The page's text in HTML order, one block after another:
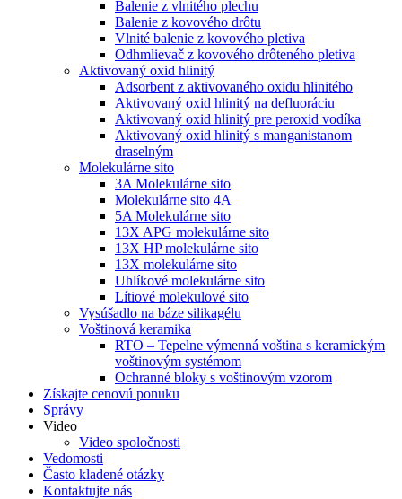
Balenie z vlnitého plechu
Balenie z kovového drôtu
Vlnité balenie z kovového pletiva
Odhmlievač z kovového drôteného pletiva
Aktivovaný oxid hlinitý
Adsorbent z aktivovaného oxidu hlinitého
Aktivovaný oxid hlinitý na defluoráciu
Aktivovaný oxid hlinitý pre peroxid vodíka
Aktivovaný oxid hlinitý s manganistanom
draselným
Molekulárne sito
3A Molekulárne sito
Molekulárne sito 4A
5A Molekulárne sito
13X APG molekulárne sito
13X HP molekulárne sito
13X molekulárne sito
Uhlíkové molekulárne sito
Lítiové molekulové sito
Vysúšadlo na báze silikagélu
Voštinová keramika
RTO – Tepelne výmenná voština s keramickým
voštinovým systémom
Ochranné bloky s voštinovým vzorom
Získajte cenovú ponuku
Správy
Video
Video spoločnosti
Vedomosti
Často kladené otázky
Kontaktujte nás